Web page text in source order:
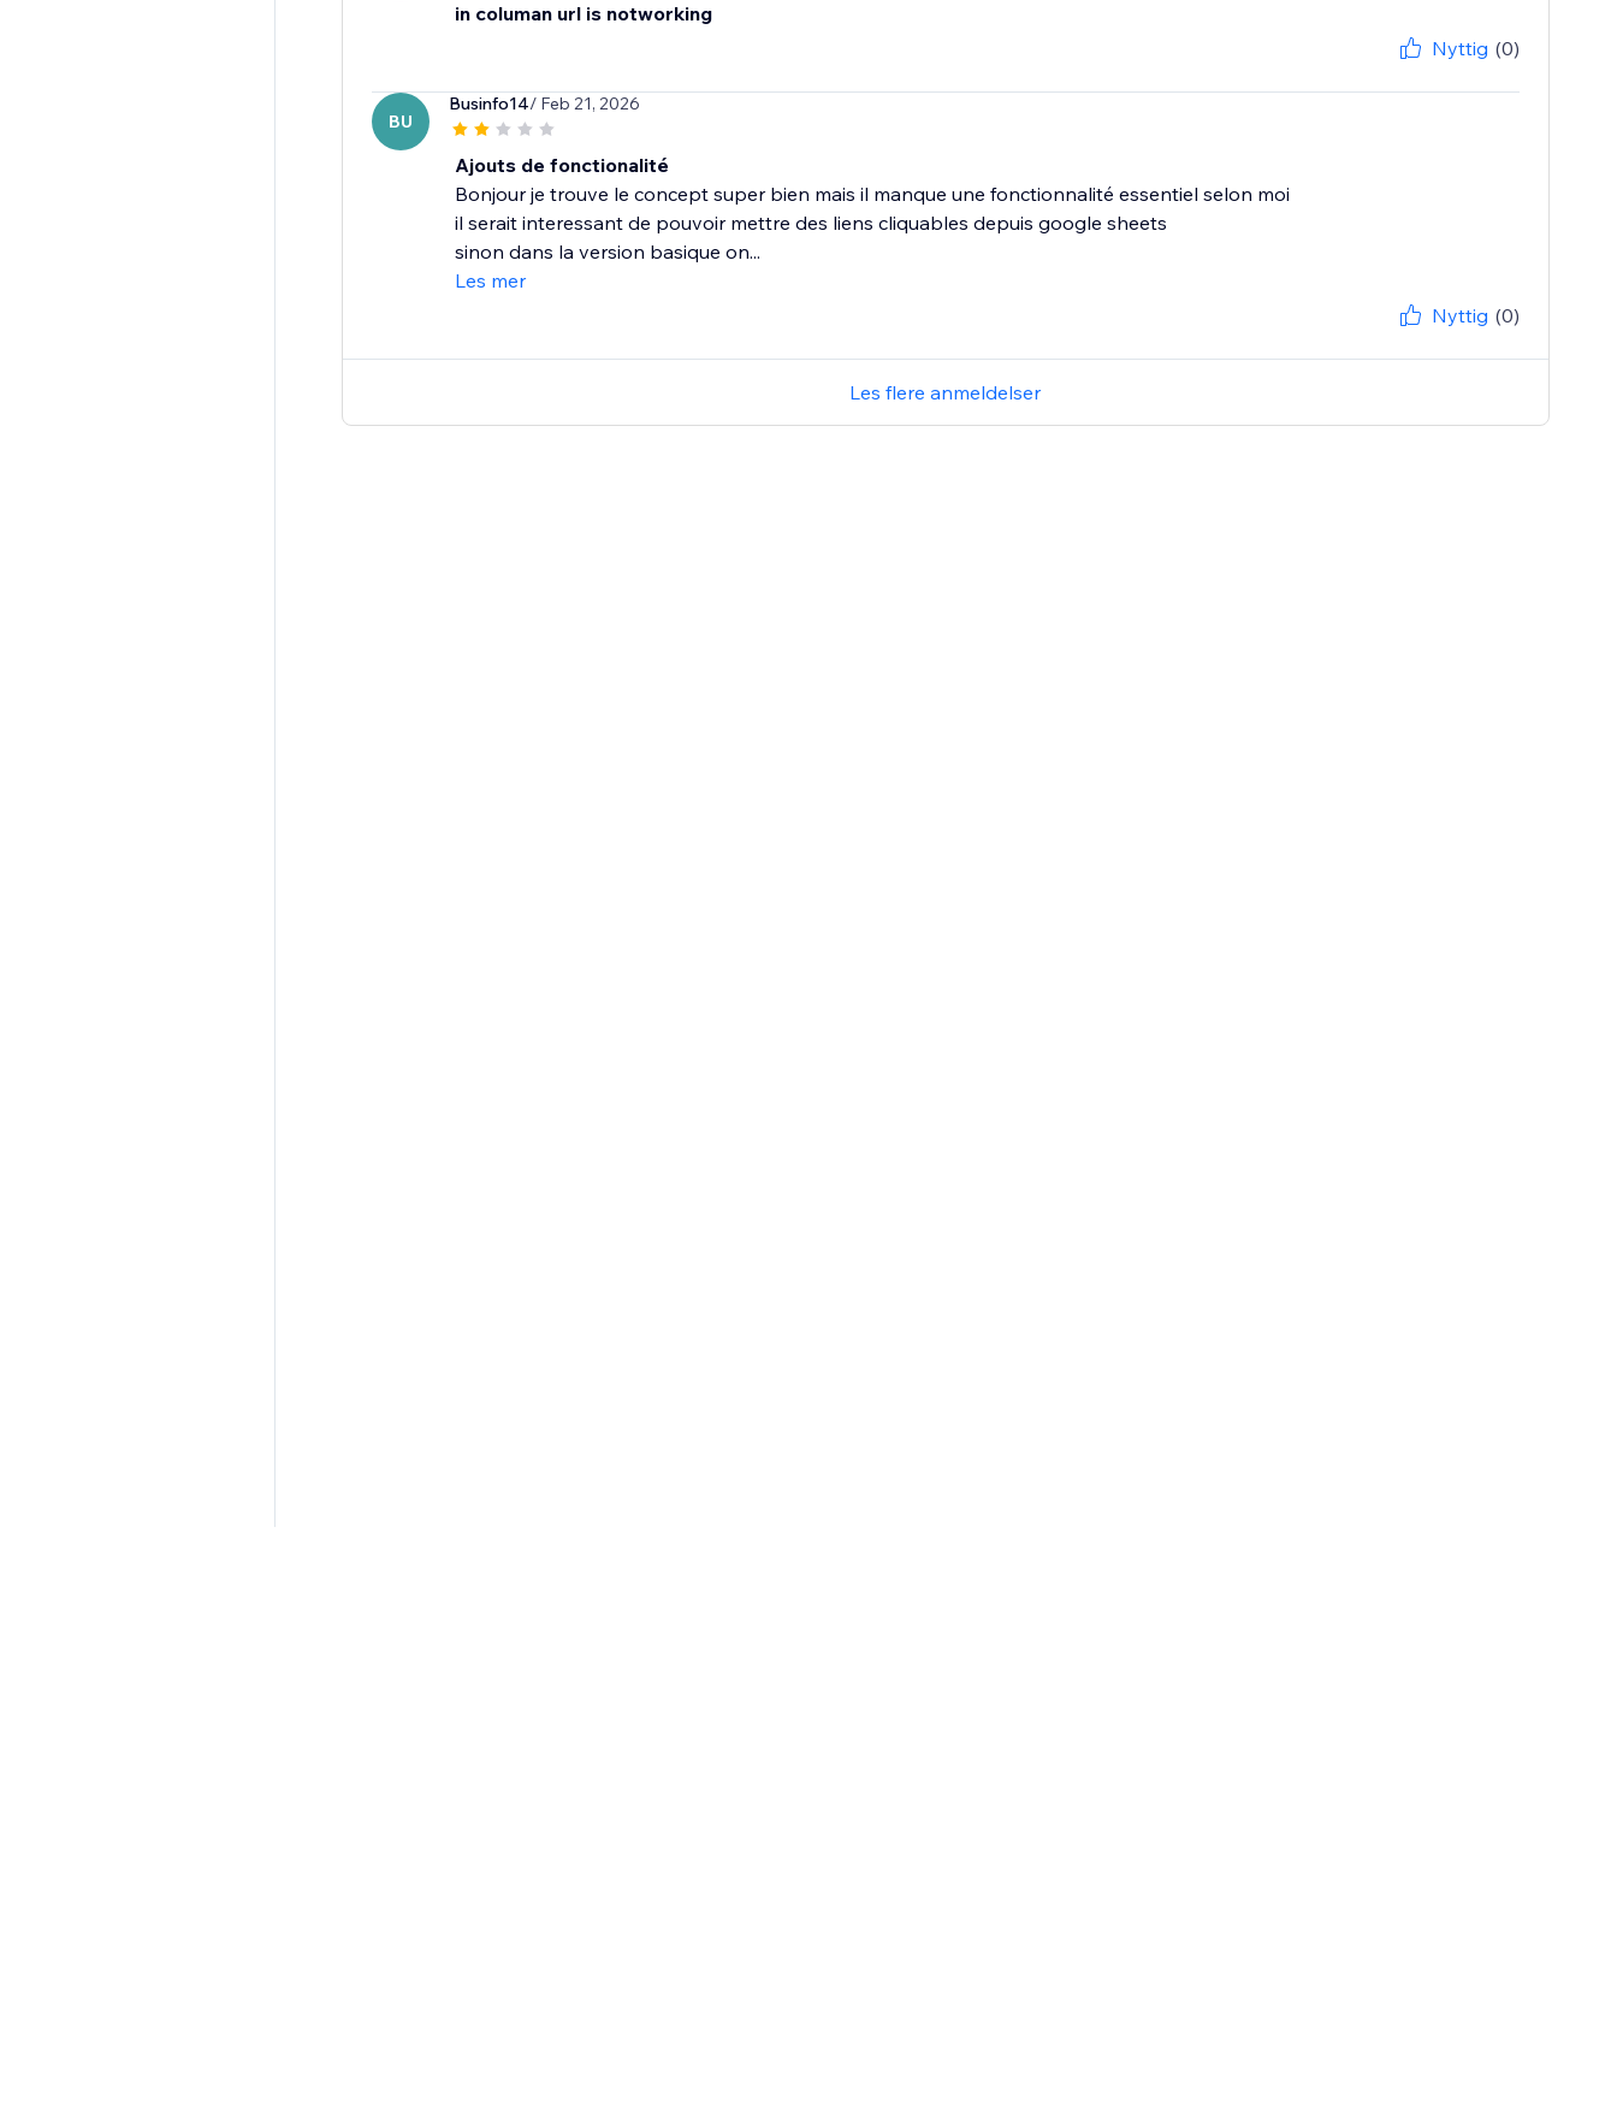
in columan url is notworking
Nyttig (0)
BU
Businfo14/ Feb 21, 2026
Ajouts de fonctionalité
Bonjour je trouve le concept super bien mais il manque une fonctionnalité essentiel selon moi
il serait interessant de pouvoir mettre des liens cliquables depuis google sheets
sinon dans la version basique on...
Les mer
Nyttig (0)
Les flere anmeldelser